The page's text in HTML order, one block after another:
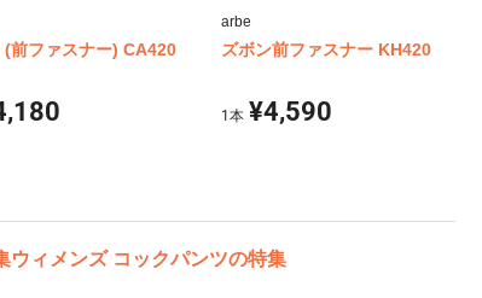
ズボン (前ファスナー) CA420
arbe
ズボン前ファスナー KH420
1本 ¥4,590
ウィメンズ コックパンツの特集